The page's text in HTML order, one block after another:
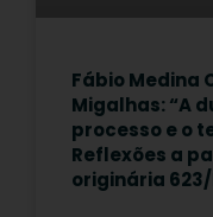
Fábio Medina
Migalhas: “A
processo e o
Reflexões a
originária 623/